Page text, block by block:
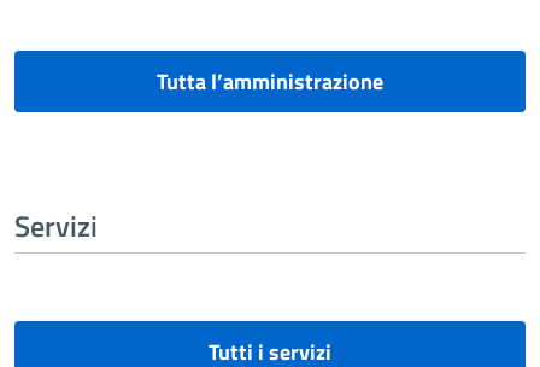
Tutta l’amministrazione
Servizi
Tutti i servizi